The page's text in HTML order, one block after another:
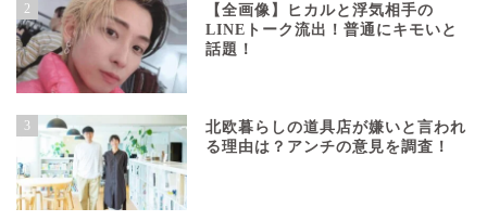
2
【全画像】ヒカルと浮気相手の
LINEトーク流出！普通にキモいと
話題！
3
北欧暮らしの道具店が嫌いと言われ
る理由は？アンチの意見を調査！